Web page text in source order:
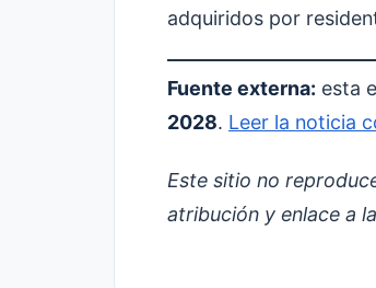
adquiridos por
Fuente externa: esta
2028. Leer la noticia
Este sitio no
atribución y enlace a